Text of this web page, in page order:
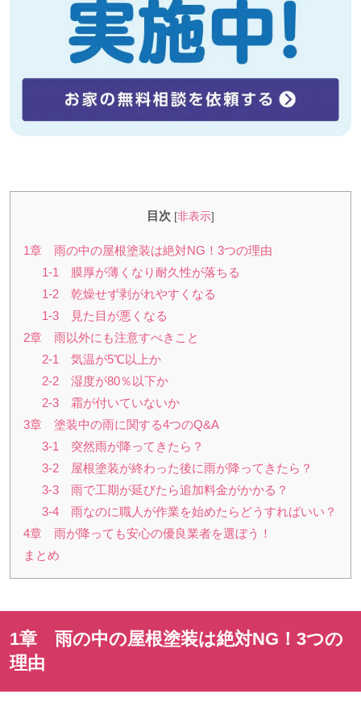
目次 [非表示]
1章 雨の中の屋根塗装は絶対NG！3つの理由
1-1 膜厚が薄くなり耐久性が落ちる
1-2 乾燥せず剥がれやすくなる
1-3 見た目が悪くなる
2章 雨以外にも注意すべきこと
2-1 気温が5℃以上か
2-2 湿度が80％以下か
2-3 霜が付いていないか
3章 塗装中の雨に関する4つのQ&A
3-1 突然雨が降ってきたら？
3-2 屋根塗装が終わった後に雨が降ってきたら？
3-3 雨で工期が延びたら追加料金がかかる？
3-4 雨なのに職人が作業を始めたらどうすればいい？
4章 雨が降っても安心の優良業者を選ぼう！
まとめ
1章 雨の中の屋根塗装は絶対NG ！ 3つの
理由